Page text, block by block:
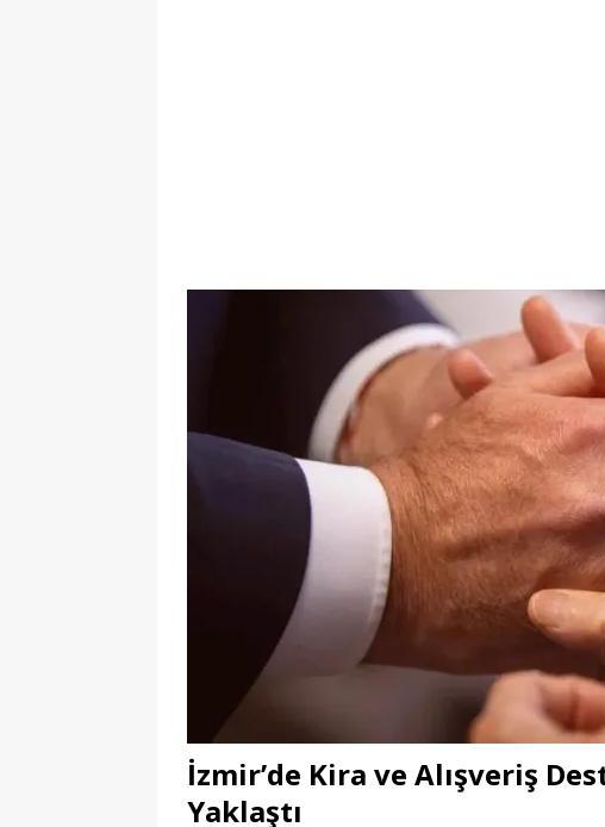
İzmir’de Kira ve Alışveriş
Yaklaştı